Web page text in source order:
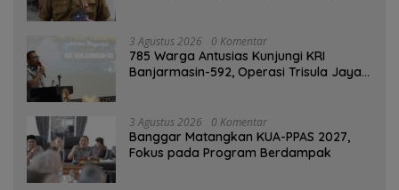
3 Agustus 2026 0 Komentar
785 Warga Antusias Kunjungi KRI
Banjarmasin-592, Operasi Trisula Jaya
3 Agustus 2026 0 Komentar
‎Banggar Matangkan KUA-PPAS 2027,
Fokus pada Program Berdampak